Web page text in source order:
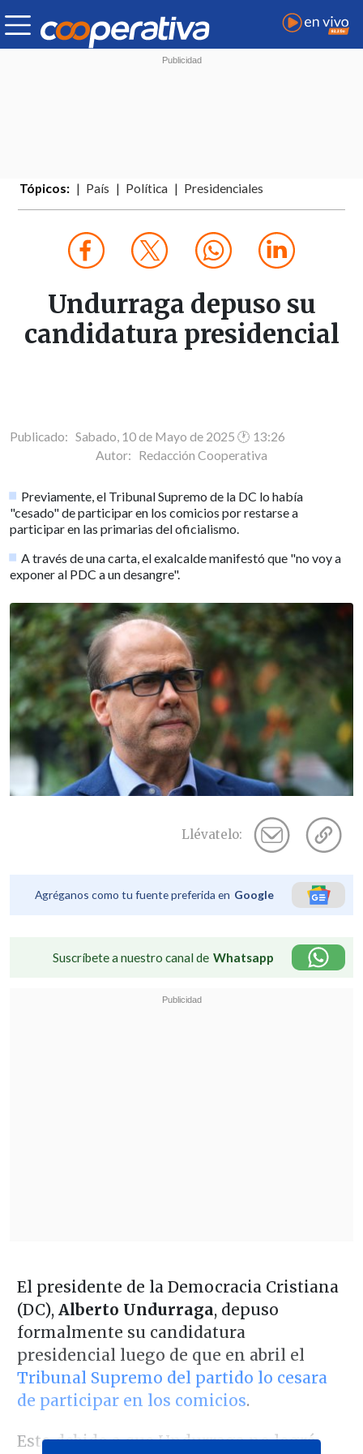
Tópicos: País Política Presidenciales
Undurraga depuso su
candidatura presidencial
Publicado: Sabado, 10 de Mayo de 2025 🕐 13:26
Autor: Redacción Cooperativa
Previamente, el Tribunal Supremo de la DC lo había
"cesado" de participar en los comicios por restarse a
participar en las primarias del oficialismo.
A través de una carta, el exalcalde manifestó que "no voy a
exponer al PDC a un desangre".
Llévatelo:
Agréganos como tu fuente preferida en Google
Suscríbete a nuestro canal de Whatsapp
El presidente de la Democracia Cristiana
(DC), Alberto Undurraga, depuso
formalmente su candidatura
presidencial luego de que en abril el
Tribunal Supremo del partido lo cesara
de participar en los comicios.
Esto debido a que Undurraga no logró